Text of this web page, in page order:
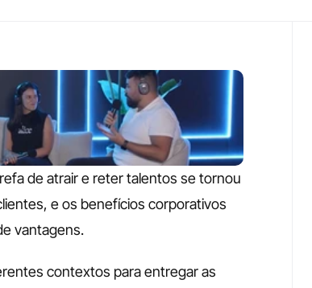
de atrair e reter talentos se tornou
e os benefícios corporativos
vantagens.
contextos para entregar as